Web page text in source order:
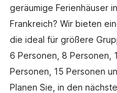
geräumige Ferienhäuser
Frankreich? Wir bieten
die ideal für größere
6 Personen, 8 Personen,
Personen, 15 Personen
Planen Sie, in den